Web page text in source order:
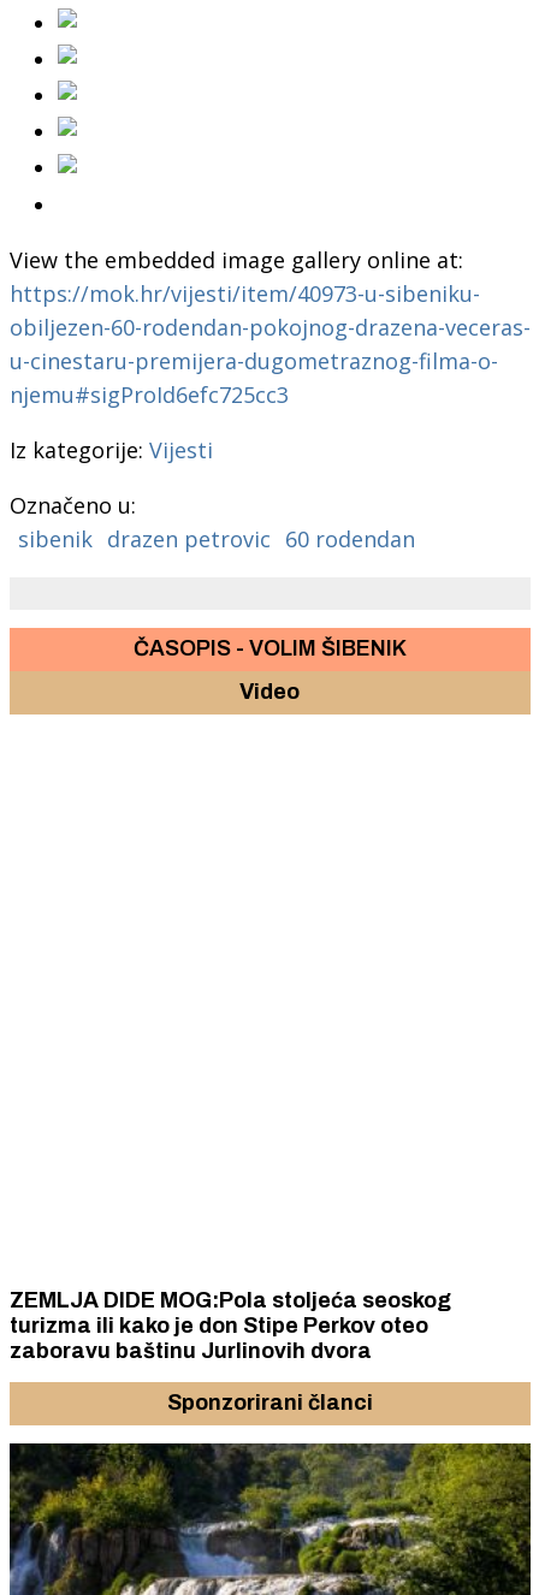
View the embedded image gallery online at:
https://mok.hr/vijesti/item/40973-u-sibeniku-
obiljezen-60-rodendan-pokojnog-drazena-veceras-
u-cinestaru-premijera-dugometraznog-filma-o-
njemu#sigProId6efc725cc3
Iz kategorije: Vijesti
Označeno u:
sibenik drazen petrovic 60 rodendan
ČASOPIS - VOLIM ŠIBENIK
Video
ZEMLJA DIDE MOG:Pola stoljeća seoskog
turizma ili kako je don Stipe Perkov oteo
zaboravu baštinu Jurlinovih dvora
Sponzorirani članci